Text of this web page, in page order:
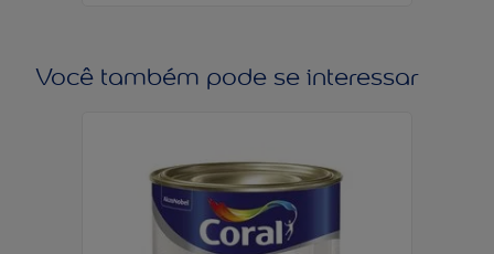
Você também pode se interessar